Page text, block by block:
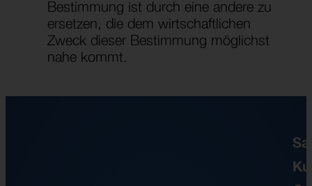
Bestimmung ist durch eine andere zu
ersetzen, die dem wirtschaftlichen
Zweck dieser Bestimmung möglichst
nahe kommt.